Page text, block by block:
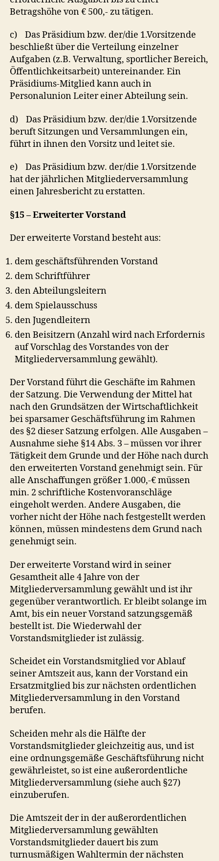
Betragshöhe von € 500,- zu tätigen.
c) Das Präsidium bzw. der/die 1.Vorsitzende
beschließt über die Verteilung einzelner
Aufgaben (z.B. Verwaltung, sportlicher Bereich,
Öffentlichkeitsarbeit) untereinander. Ein
Präsidiums-Mitglied kann auch in
Personalunion Leiter einer Abteilung sein.
d) Das Präsidium bzw. der/die 1.Vorsitzende
beruft Sitzungen und Versammlungen ein,
führt in ihnen den Vorsitz und leitet sie.
e) Das Präsidium bzw. der/die 1.Vorsitzende
hat der jährlichen Mitgliederversammlung
einen Jahresbericht zu erstatten.
§15 – Erweiterter Vorstand
Der erweiterte Vorstand besteht aus:
dem geschäftsführenden Vorstand
dem Schriftführer
den Abteilungsleitern
dem Spielausschuss
den Jugendleitern
den Beisitzern (Anzahl wird nach Erfordernis
auf Vorschlag des Vorstandes von der
Mitgliederversammlung gewählt).
Der Vorstand führt die Geschäfte im Rahmen
der Satzung. Die Verwendung der Mittel hat
nach den Grundsätzen der Wirtschaftlichkeit
bei sparsamer Geschäftsführung im Rahmen
des §2 dieser Satzung erfolgen. Alle Ausgaben –
Ausnahme siehe §14 Abs. 3 – müssen vor ihrer
Tätigkeit dem Grunde und der Höhe nach durch
den erweiterten Vorstand genehmigt sein. Für
alle Anschaffungen größer 1.000,-€ müssen
min. 2 schriftliche Kostenvoranschläge
eingeholt werden. Andere Ausgaben, die
vorher nicht der Höhe nach festgestellt werden
können, müssen mindestens dem Grund nach
genehmigt sein.
Der erweiterte Vorstand wird in seiner
Gesamtheit alle 4 Jahre von der
Mitgliederversammlung gewählt und ist ihr
gegenüber verantwortlich. Er bleibt solange im
Amt, bis ein neuer Vorstand satzungsgemäß
bestellt ist. Die Wiederwahl der
Vorstandsmitglieder ist zulässig.
Scheidet ein Vorstandsmitglied vor Ablauf
seiner Amtszeit aus, kann der Vorstand ein
Ersatzmitglied bis zur nächsten ordentlichen
Mitgliederversammlung in den Vorstand
berufen.
Scheiden mehr als die Hälfte der
Vorstandsmitglieder gleichzeitig aus, und ist
eine ordnungsgemäße Geschäftsführung nicht
gewährleistet, so ist eine außerordentliche
Mitgliederversammlung (siehe auch §27)
einzuberufen.
Die Amtszeit der in der außerordentlichen
Mitgliederversammlung gewählten
Vorstandsmitglieder dauert bis zum
turnusmäßigen Wahltermin der nächsten